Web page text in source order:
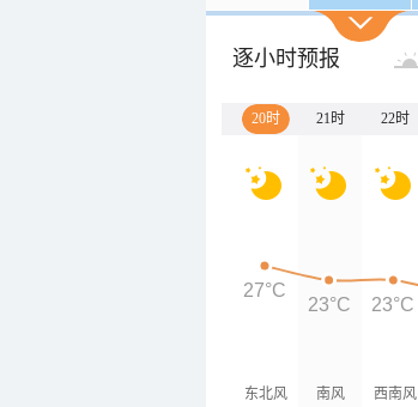
逐小时预报
20时 21时 22时
东北风 南风 西南风
27°C
23°C 23°C